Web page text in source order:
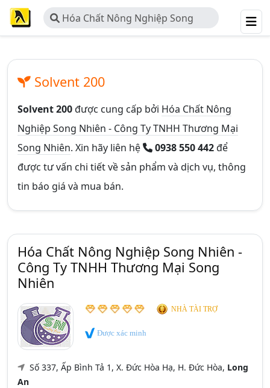
Hóa Chất Nông Nghiệp Song
Nhiên - Công Ty TNHH Thương Mại
Solvent 200
Solvent 200được cung cấp bởi Hóa Chất Nông
Nghiệp Song Nhiên - Công Ty TNHH Thương Mại
Song Nhiên. Xin hãy liên hệ 0938 550 442để
được tư vấn chi tiết về sản phẩm và dịch vụ, thông
tin báo giá và mua bán.
Hóa Chất Nông Nghiệp Song Nhiên -
Công Ty TNHH Thương Mại Song
Nhiên
NHÀ TÀI TRỢ
Được xác minh
Số 337, Ấp Bình Tả 1, X. Đức Hòa Hạ, H. Đức Hòa, Long
An